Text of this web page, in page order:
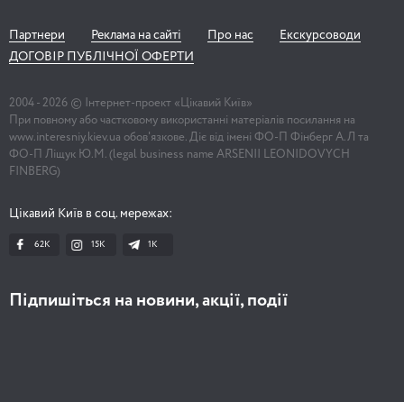
Партнери Реклама на сайті Про нас
Екскурсоводи
ДОГОВІР ПУБЛІЧНОЇ ОФЕРТИ
2004 - 2026 © Інтернет-проект «Цікавий Київ»
При повному або частковому використанні матеріалів посилання на
www.interesniy.kiev.ua обов'язкове. Діє від імені ФО-П Фінберг А.Л та
ФО-П Ліщук Ю.М. (legal business name ARSENII LEONIDOVYCH
FINBERG)
Цікавий Київ в соц. мережах:
62K 15K 1К
Підпишіться на новини, акції, події